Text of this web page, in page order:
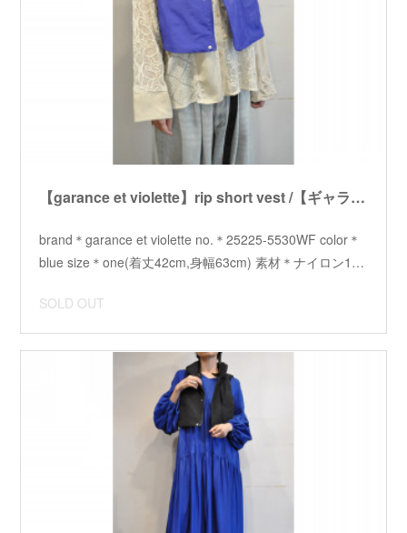
【garance et violette】rip short vest /【ギャランスエトヴィオレット】リップショートベスト
brand＊garance et violette no.＊25225-5530WF color＊
blue size＊one(着丈42cm,身幅63cm) 素材＊ナイロン1…
SOLD OUT